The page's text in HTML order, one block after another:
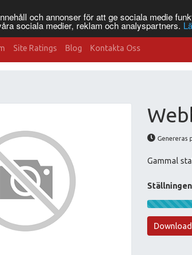
och annonser för att ge sociala medie
sociala medier, reklam och analyspartners.
Site Ratings Blog Kontakta Oss
Genereras
Gammal